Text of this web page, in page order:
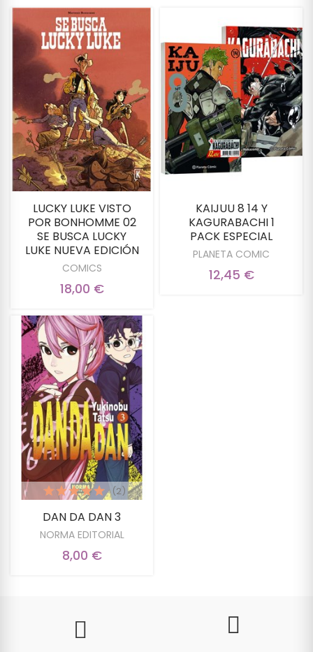
LUCKY LUKE VISTO
POR BONHOMME 02
SE BUSCA LUCKY
LUKE NUEVA EDICIÓN
COMICS
18,00 €
KAIJUU 8 14 Y
KAGURABACHI 1
PACK ESPECIAL
PLANETA COMIC
12,45 €
DAN DA DAN 3
NORMA EDITORIAL
(2)
8,00 €